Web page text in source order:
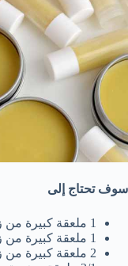
سوف تحتاج إلى
1 ملعقة كبيرة من زيت الخروع.
1 ملعقة كبيرة من زبدة الشيا.
2 ملعقة كبيرة من زيت جوز الهند.